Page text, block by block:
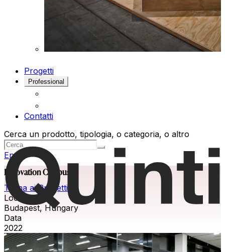
Progetti
Professional
Contatti
Cerca un prodotto, tipologia, o categoria, o altro
Eng
Innovation Campus
Torna ai Progetti
Location
Budapest, Hungary
Data
2022